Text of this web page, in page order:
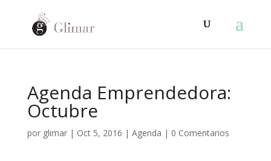
Agenda Emprendedora:
Octubre
por glimar| Oct 5, 2016 | Agenda | 0 Comentarios